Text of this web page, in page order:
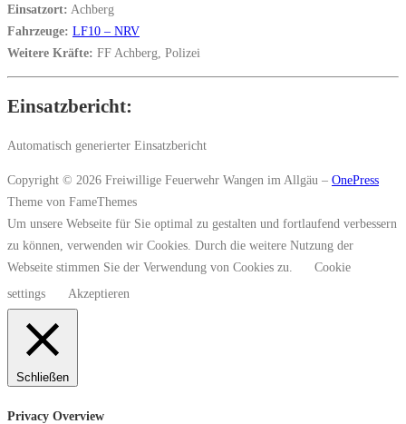
Einsatzort: Achberg
Fahrzeuge: LF10 – NRV
Weitere Kräfte: FF Achberg, Polizei
Einsatzbericht:
Automatisch generierter Einsatzbericht
Copyright © 2026 Freiwillige Feuerwehr Wangen im Allgäu – OnePress
Theme von FameThemes
Um unsere Webseite für Sie optimal zu gestalten und fortlaufend verbessern
zu können, verwenden wir Cookies. Durch die weitere Nutzung der
Webseite stimmen Sie der Verwendung von Cookies zu.
Cookie
settings
Akzeptieren
Schließen
Privacy Overview